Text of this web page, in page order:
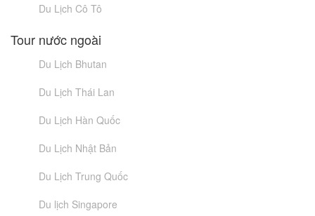
Du Lịch Cô Tô
Tour nước ngoài
Du Lịch Bhutan
Du Lịch Thái Lan
Du Lịch Hàn Quốc
Du Lịch Nhật Bản
Du Lịch Trung Quốc
Du lịch Singapore